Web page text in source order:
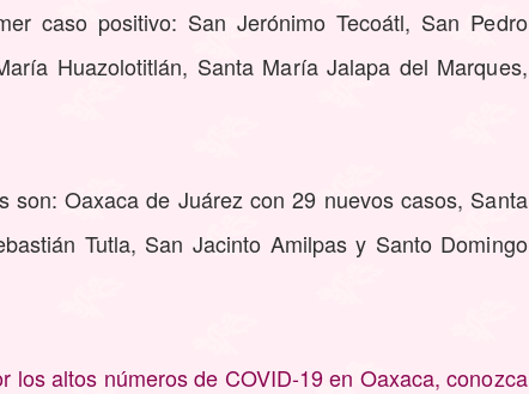
caso positivo: San Jerónimo Tecoátl, San Pedro
Huazolotitlán, Santa María Jalapa del Marques,
Oaxaca de Juárez con 29 nuevos casos, Santa
Tutla, San Jacinto Amilpas y Santo Domingo
altos números de COVID-19 en Oaxaca, conozca